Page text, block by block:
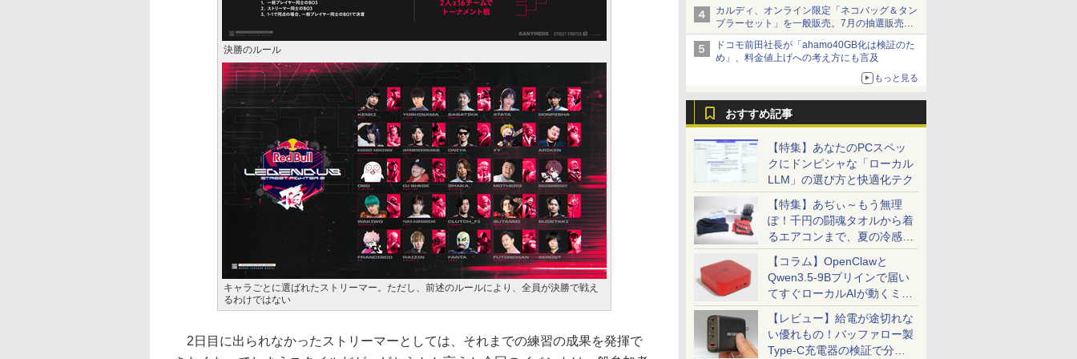
カルディ、オンライン限定「ネコバッグ＆タン
ブラーセット」を一般販売。7月の抽選販売の
当選無効分
ドコモ前田社長が「ahamo40GB化は検証のた
め」、料金値上げへの考え方にも言及
もっと見る
おすすめ記事
【特集】あなたのPCスペッ
クにドンピシャな「ローカル
LLM」の選び方と快適化テク
【特集】あぢぃ～もう無理
ぽ！千円の闘魂タオルから着
るエアコンまで、夏の冷感グ
ッズ一挙紹介
【コラム】OpenClawと
Qwen3.5-9Bプリインで届い
てすぐローカルAIが動くミニ
PC「SER9 Pro」
【レビュー】給電が途切れな
い優れもの！バッファロー製
Type-C充電器の検証で分か
決勝のルール
キャラごとに選ばれたストリーマー。ただし、前述のルールにより、全員が決勝で戦え
るわけではない
2日目に出られなかったストリーマーとしては、それまでの練習の成果を発揮で